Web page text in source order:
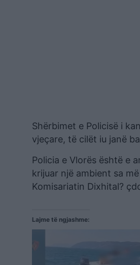
Shërbimet e Policisë i
vjeçare, të cilët iu janë
Policia e Vlorës është e
krijuar një ambient sa
Komisariatin Dixhital?
Lajme të ngjashme: